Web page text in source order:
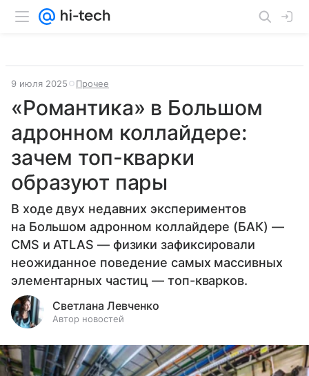
9 июля 2025 Прочее
«Романтика» в Большом
адронном коллайдере:
зачем топ-кварки
образуют пары
В ходе двух недавних экспериментов
на Большом адронном коллайдере (БАК) —
CMS и ATLAS — физики зафиксировали
неожиданное поведение самых массивных
элементарных частиц — топ-кварков.
Светлана Левченко
Автор новостей